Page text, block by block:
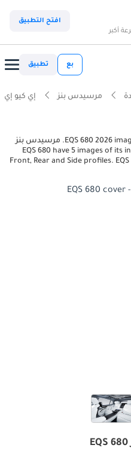
أكبر
افتح التطبيق
بع تطبيق
مرسيدس بنز إي كيو إي
View the latest مرسيدس بنز EQS 680 2026 image gallery. مرسيدس بنز
EQS 680 have 5 images of its
Front, Rear and Side profiles.